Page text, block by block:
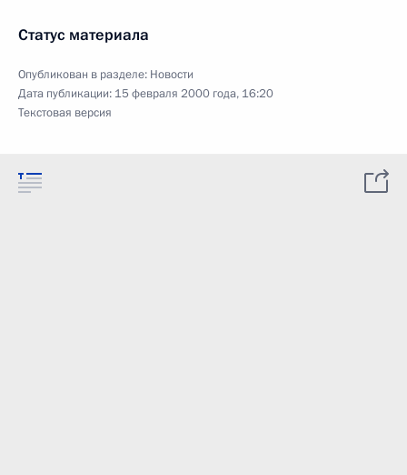
Статус материала
Опубликован в разделе: Новости
Дата публикации: 15 февраля 2000 года, 16:20
Текстовая версия